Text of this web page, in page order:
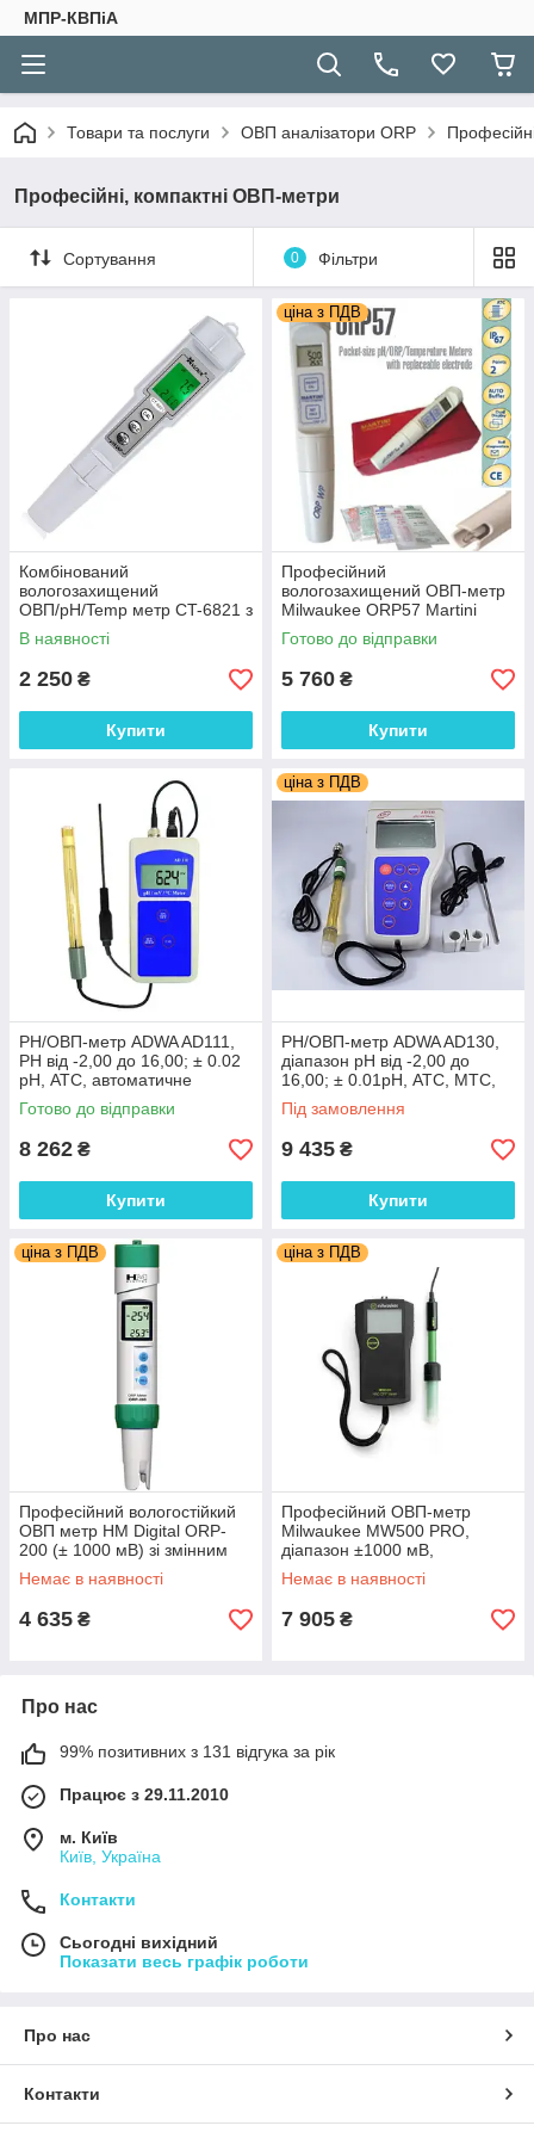
МПР-КВПіА
Товари та послуги ОВП аналізатори ORP
Професійні, компактні ОВП-метри
Сортування 0 Фільтри
Комбінований
вологозахищений
ОВП/pH/Temp метр CT-6821 з
термометром, змінним
електродом, АТС
В наявності
2 250 ₴
Купити
ціна з ПДВ
Професійний
вологозахищений ОВП-метр
Milwaukee ORP57 Martini
±1000 mV; ±2 mV
Готово до відправки
5 760 ₴
Купити
PН/ОВП-метр ADWA AD111,
РН від -2,00 до 16,00; ± 0.02
pH, АТС, автоматичне
калібрування. Угорщина
Готово до відправки
8 262 ₴
Купити
ціна з ПДВ
РН/ОВП-метр ADWA AD130,
діапазон рН від -2,00 до
16,00; ± 0.01pH, АТС, МТС,
автоматичне калібрування.
Румунія
Під замовлення
9 435 ₴
Купити
ціна з ПДВ
Професійний вологостійкий
ОВП метр HM Digital ORP-
200 (± 1000 мВ) зі змінним
електродом, термометром,
АТС
Немає в наявності
4 635 ₴
ціна з ПДВ
Професійний ОВП-метр
Milwaukee MW500 PRO,
діапазон ±1000 мВ,
Угорщина-Румунія
Немає в наявності
7 905 ₴
Про нас
99% позитивних з 131 відгука за рік
Працює з 29.11.2010
м. Київ
Київ, Україна
Контакти
Сьогодні вихідний
Показати весь графік роботи
Про нас
Контакти